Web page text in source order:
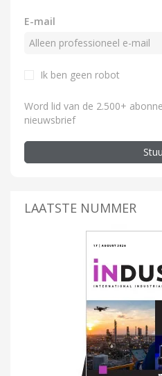
E-mail
Ik ben geen robot
Word lid van de 2.500+
nieuwsbrief
LAATSTE NUMMER